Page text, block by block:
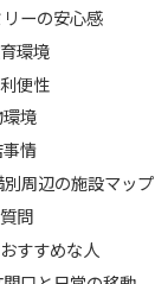
リーの安心感
環境
便性
境
情
別周辺の施設マップ
問
すすめな人